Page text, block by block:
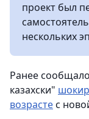
проект был
нескольких
Ранее
казахски"
возрастес